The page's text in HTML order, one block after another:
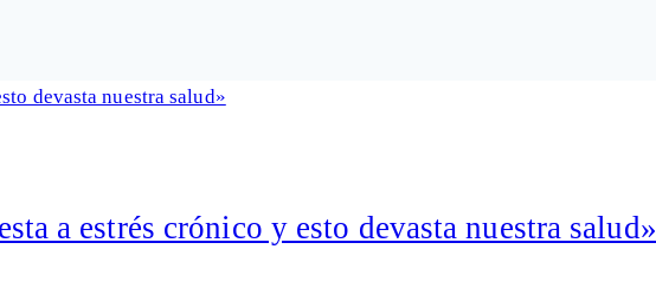
a estrés crónico y esto devasta nuestra salud»